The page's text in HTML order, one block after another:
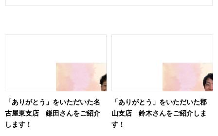
「ありがとう」をいただいた名
古屋東支店 鎌田さんをご紹介
します！
「ありがとう」をいただいた郡
山支店 鈴木さんをご紹介しま
す！